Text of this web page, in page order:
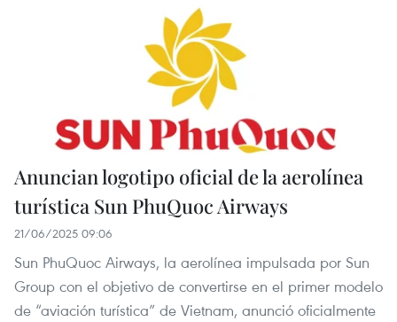
Anuncian logotipo oficial de la aerolínea
turística Sun PhuQuoc Airways
21/06/2025 09:06
Sun PhuQuoc Airways, la aerolínea impulsada por Sun
Group con el objetivo de convertirse en el primer modelo
de “aviación turística” de Vietnam, anunció oficialmente